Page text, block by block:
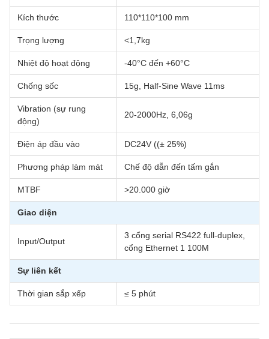
Kích thước 110*110*100 mm
Trọng lượng <1,7kg
Nhiệt độ hoạt động -40°C đến +60°C
Chống sốc 15g, Half-Sine Wave 11ms
Vibration (sự rung
động)
20-2000Hz, 6,06g
Điện áp đầu vào DC24V ((± 25%)
Phương pháp làm mát Chế độ dẫn đến tấm gắn
MTBF >20.000 giờ
Giao diện
Input/Output
3 cổng serial RS422 full-duplex,
cổng Ethernet 1 100M
Sự liên kết
Thời gian sắp xếp ≤ 5 phút